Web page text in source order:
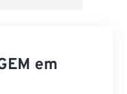
em